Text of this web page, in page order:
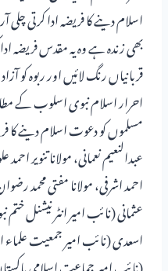
اسلام دینے کا فریضہ ادا
بھی زندہ ہے وہ یہ مقدس فریضہ
قربانیاں رنگ لائیں اور ربوہ کو
احرار اسلام نبوی اسلوب کے
مسلموں کو دعوت اسلام دینے کا
عبدالنعیم نعمانی، مولانا تنویر
احمد اشرفی، مولانا مفتی محمد
عثمانی (نائب امیر انٹر نیشنل
اسعدی (نائب امیر جمعیت علماء